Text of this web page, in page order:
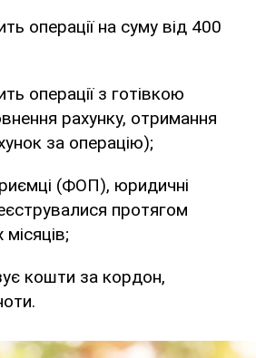
операції на суму від 400
операції з готівкою
рахунку, отримання
за операцію);
(ФОП), юридичні
протягом
кошти за кордон,